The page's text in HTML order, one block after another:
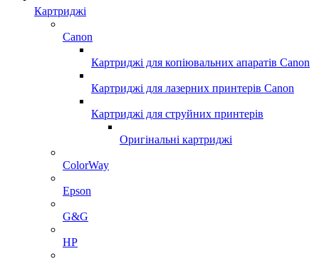
Картриджі
Canon
Картриджі для копіювальних апаратів Canon
Картриджі для лазерних принтерів Canon
Картриджі для струйних принтерів
Оригінальні картриджі
ColorWay
Epson
G&G
HP